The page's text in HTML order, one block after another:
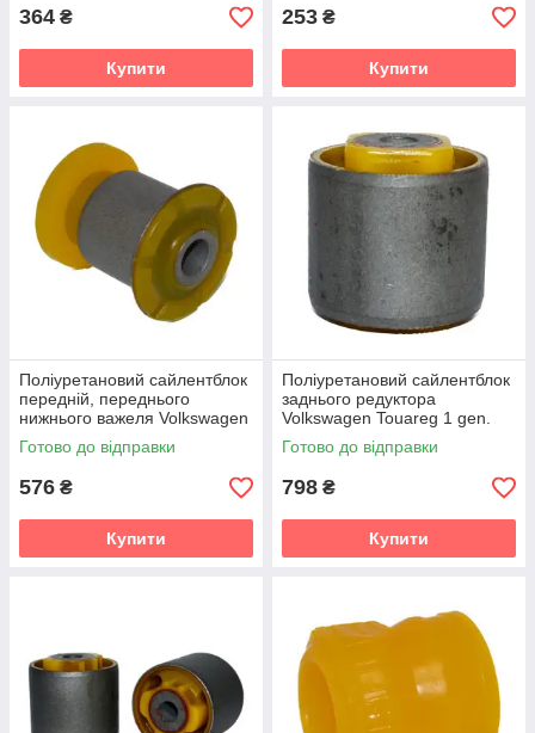
364 ₴
Купити
253 ₴
Купити
Поліуретановий сайлентблок
передній, переднього
нижнього важеля Volkswagen
Touareg 1 gen. (7L)
Кроссовер (2002-2010) v19
Готово до відправки
576 ₴
Купити
Поліуретановий сайлентблок
заднього редуктора
Volkswagen Touareg 1 gen.
(7L) Кроссовер (2002-2010)
v19
Готово до відправки
798 ₴
Купити